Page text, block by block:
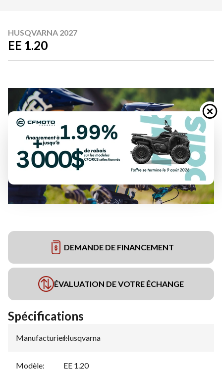
HUSQVARNA 2027
EE 1.20
DEMANDE DE FINANCEMENT
ÉVALUATION DE VOTRE ÉCHANGE
Spécifications
Manufacturier:
Husqvarna
Modèle: EE 1.20